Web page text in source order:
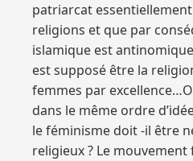
patriarcat
religions et que par
islamique est
est supposé être la
femmes par
dans le même ordre
le féminisme doit -il être
religieux ? Le mouvement